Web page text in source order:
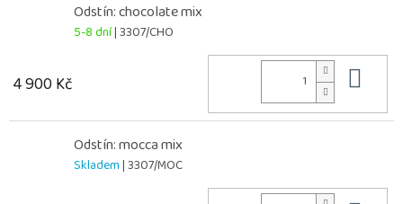
Odstín: chocolate mix
5-8 dní| 3307/CHO
4 900 Kč
Odstín: mocca mix
Skladem| 3307/MOC